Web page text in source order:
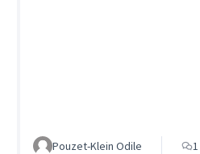
Pouzet-Klein Odile 1